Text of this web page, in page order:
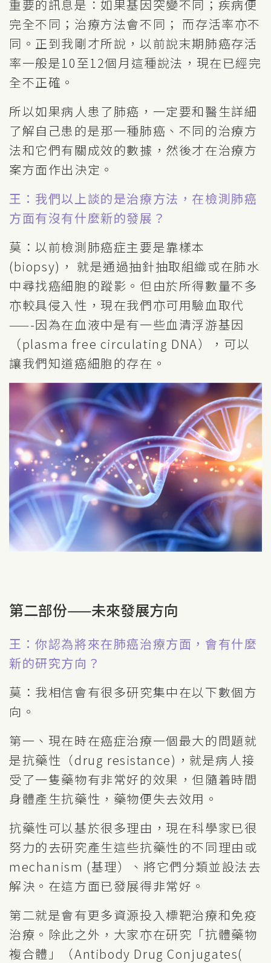
重要的訊息是：如果基因突變不同；疾病便
完全不同；治療方法會不同； 而存活率亦不
同。正到我剛才所說，以前說末期肺癌存活
率一般是10至12個月這種說法，現在已經完
全不正確。
所以如果病人患了肺癌，一定要和醫生詳細
了解自己患的是那一種肺癌、不同的治療方
法和它們有關成效的數據，然後才在治療方
案方面作出決定。
王：我們以上談的是治療方法，在檢測肺癌
方面有沒有什麼新的發展？
莫：以前檢測肺癌症主要是靠樣本
(biopsy)， 就是通過抽針抽取組織或在肺水
中尋找癌細胞的蹤影。但由於所得數量不多
亦較具侵入性，現在我們亦可用驗血取代
——-因為在血液中是有一些血清浮游基因
（plasma free circulating DNA），可以
讓我們知道癌細胞的存在。
第二部份——未來發展方向
王：你認為將來在肺癌治療方面，會有什麼
新的研究方向？
莫：我相信會有很多研究集中在以下數個方
向。
第一、現在時在癌症治療一個最大的問題就
是抗藥性（drug resistance)，就是病人接
受了一隻藥物有非常好的效果，但隨着時間
身體產生抗藥性，藥物便失去效用。
抗藥性可以基於很多理由，現在科學家已很
努力的去研究產生這些抗藥性的不同理由或
mechanism (基理）、將它們分類並設法去
解決。在這方面已發展得非常好。
第二就是會有更多資源投入標靶治療和免疫
治療。除此之外，大家亦在研究「抗體藥物
複合體」（Antibody Drug Conjugates(